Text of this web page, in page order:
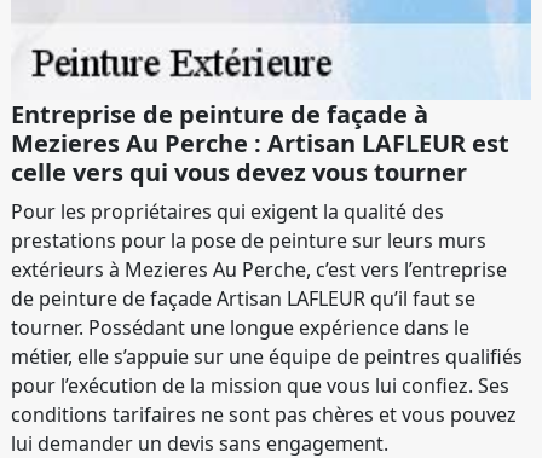
Entreprise de peinture de façade à
Mezieres Au Perche : Artisan LAFLEUR est
celle vers qui vous devez vous tourner
Pour les propriétaires qui exigent la qualité des
prestations pour la pose de peinture sur leurs murs
extérieurs à Mezieres Au Perche, c’est vers l’entreprise
de peinture de façade Artisan LAFLEUR qu’il faut se
tourner. Possédant une longue expérience dans le
métier, elle s’appuie sur une équipe de peintres qualifiés
pour l’exécution de la mission que vous lui confiez. Ses
conditions tarifaires ne sont pas chères et vous pouvez
lui demander un devis sans engagement.